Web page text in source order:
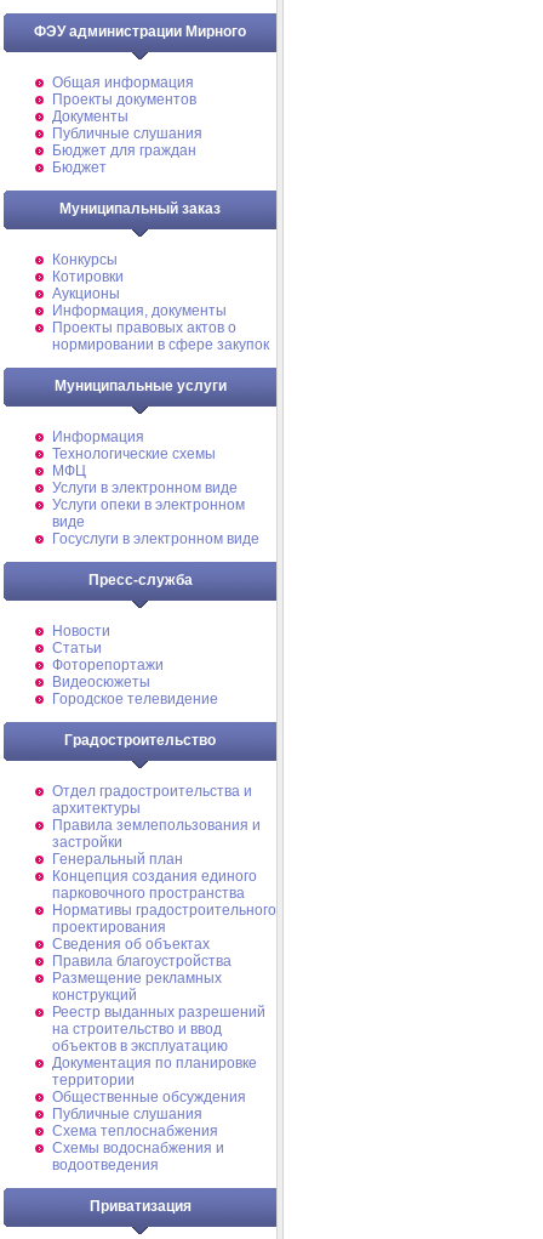
ФЭУ администрации Мирного
Общая информация
Проекты документов
Документы
Публичные слушания
Бюджет для граждан
Бюджет
Муниципальный заказ
Конкурсы
Котировки
Аукционы
Информация, документы
Проекты правовых актов о
нормировании в сфере закупок
Муниципальные услуги
Информация
Технологические схемы
МФЦ
Услуги в электронном виде
Услуги опеки в электронном
виде
Госуслуги в электронном виде
Пресс-служба
Новости
Статьи
Фоторепортажи
Видеосюжеты
Городское телевидение
Градостроительство
Отдел градостроительства и
архитектуры
Правила землепользования и
застройки
Генеральный план
Концепция создания единого
парковочного пространства
Нормативы градостроительного
проектирования
Сведения об объектах
Правила благоустройства
Размещение рекламных
конструкций
Реестр выданных разрешений
на строительство и ввод
объектов в эксплуатацию
Документация по планировке
территории
Общественные обсуждения
Публичные слушания
Схема теплоснабжения
Схемы водоснабжения и
водоотведения
Приватизация